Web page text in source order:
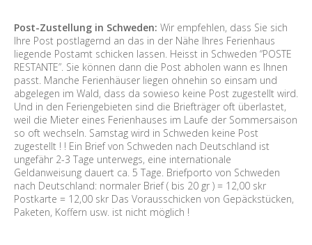
Post-Zustellung in Schweden: Wir empfehlen, dass Sie sich
Ihre Post postlagernd an das in der Nähe Ihres Ferienhaus
liegende Postamt schicken lassen. Heisst in Schweden “POSTE
RESTANTE”. Sie können dann die Post abholen wann es Ihnen
passt. Manche Ferienhäuser liegen ohnehin so einsam und
abgelegen im Wald, dass da sowieso keine Post zugestellt wird.
Und in den Feriengebieten sind die Briefträger oft überlastet,
weil die Mieter eines Ferienhauses im Laufe der Sommersaison
so oft wechseln. Samstag wird in Schweden keine Post
zugestellt ! ! Ein Brief von Schweden nach Deutschland ist
ungefähr 2-3 Tage unterwegs, eine internationale
Geldanweisung dauert ca. 5 Tage. Briefporto von Schweden
nach Deutschland: normaler Brief ( bis 20 gr ) = 12,00 skr
Postkarte = 12,00 skr Das Vorausschicken von Gepäckstücken,
Paketen, Koffern usw. ist nicht möglich !